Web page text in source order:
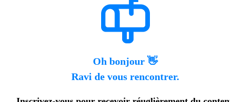
Oh bonjour 👋
Ravi de vous rencontrer.